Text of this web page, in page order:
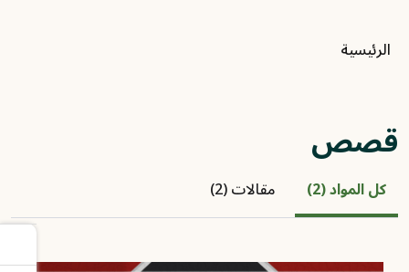
مسار التنقل
الرئيسية
قصص
كل المواد (2) مقالات (2)